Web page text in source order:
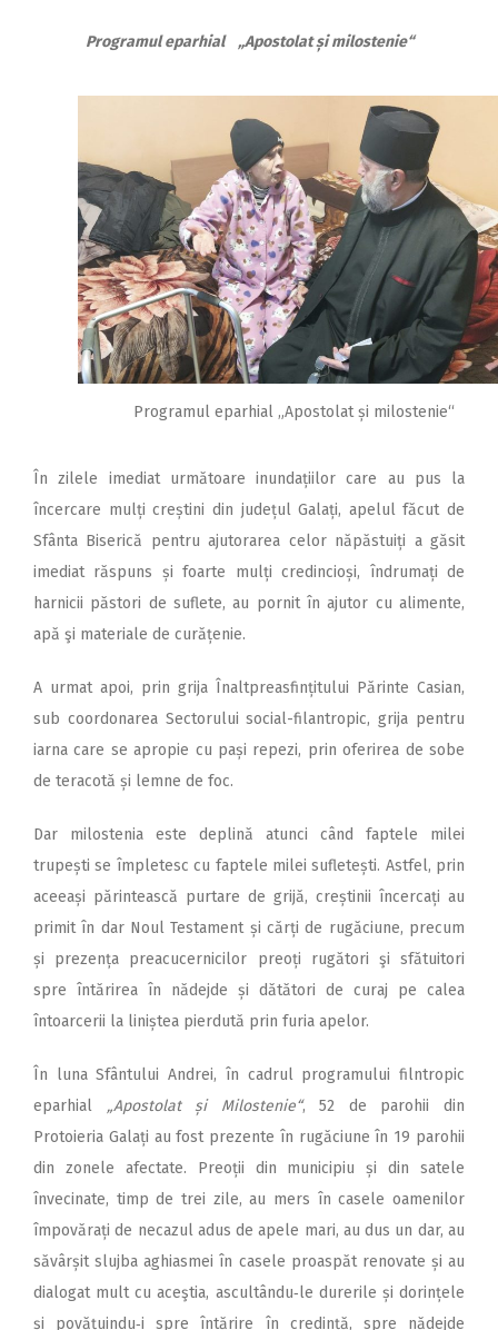
Programul eparhial „Apostolat și milostenie“
Programul eparhial „Apostolat și milostenie“
În zilele imediat următoare inundațiilor care au pus la
încercare mulți creștini din județul Galați, apelul făcut de
Sfânta Biserică pentru ajutorarea celor năpăstuiți a găsit
imediat răspuns și foarte mulți credincioși, îndrumați de
harnicii păstori de suflete, au pornit în ajutor cu alimente,
apă şi materiale de curățenie.
A urmat apoi, prin grija Înaltpreasfințitului Părinte Casian,
sub coordonarea Sectorului social-filantropic, grija pentru
iarna care se apropie cu pași repezi, prin oferirea de sobe
de teracotă și lemne de foc.
Dar milostenia este deplină atunci când faptele milei
trupești se împletesc cu faptele milei sufletești. Astfel, prin
aceeași părintească purtare de grijă, creștinii încercați au
primit în dar Noul Testament și cărți de rugăciune, precum
și prezența preacucernicilor preoți rugători şi sfătuitori
spre întărirea în nădejde și dătători de curaj pe calea
întoarcerii la liniștea pierdută prin furia apelor.
În luna Sfântului Andrei, în cadrul programului filntropic
eparhial „Apostolat și Milostenie“, 52 de parohii din
Protoieria Galați au fost prezente în rugăciune în 19 parohii
din zonele afectate. Preoții din municipiu și din satele
învecinate, timp de trei zile, au mers în casele oamenilor
împovărați de necazul adus de apele mari, au dus un dar, au
săvârșit slujba aghiasmei în casele proaspăt renovate și au
dialogat mult cu aceştia, ascultându‑le durerile și dorințele
și povățuindu‑i spre întărire în credință, spre nădejde